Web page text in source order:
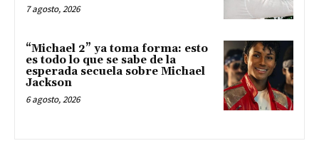
7 agosto, 2026
“Michael 2” ya toma forma: esto
es todo lo que se sabe de la
esperada secuela sobre Michael
Jackson
6 agosto, 2026